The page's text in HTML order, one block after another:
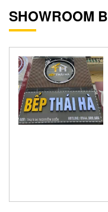
SHOWROOM